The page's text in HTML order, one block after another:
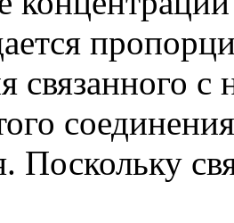
связанного с
Поскольку